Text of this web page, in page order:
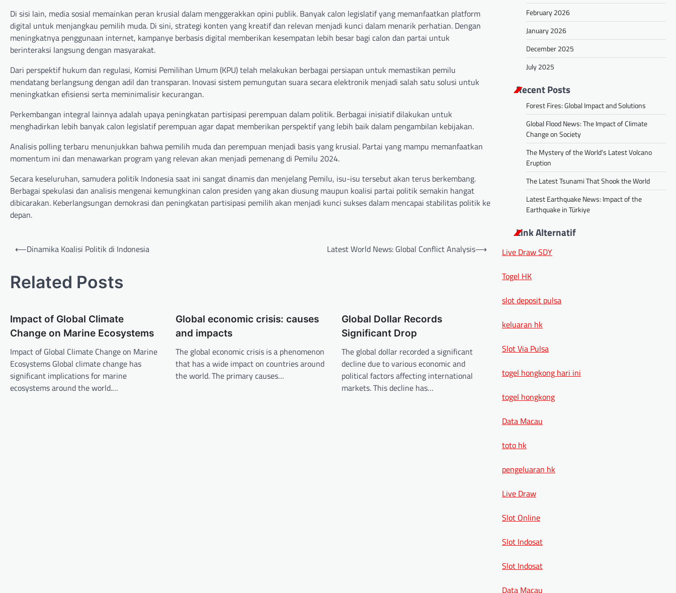
Di sisi lain, media sosial memainkan peran krusial dalam menggerakkan opini publik. Banyak calon legislatif yang memanfaatkan platform
digital untuk menjangkau pemilih muda. Di sini, strategi konten yang kreatif dan relevan menjadi kunci dalam menarik perhatian. Dengan
meningkatnya penggunaan internet, kampanye berbasis digital memberikan kesempatan lebih besar bagi calon dan partai untuk
berinteraksi langsung dengan masyarakat.
Dari perspektif hukum dan regulasi, Komisi Pemilihan Umum (KPU) telah melakukan berbagai persiapan untuk memastikan pemilu
mendatang berlangsung dengan adil dan transparan. Inovasi sistem pemungutan suara secara elektronik menjadi salah satu solusi untuk
meningkatkan efisiensi serta meminimalisir kecurangan.
Perkembangan integral lainnya adalah upaya peningkatan partisipasi perempuan dalam politik. Berbagai inisiatif dilakukan untuk
menghadirkan lebih banyak calon legislatif perempuan agar dapat memberikan perspektif yang lebih baik dalam pengambilan kebijakan.
Analisis polling terbaru menunjukkan bahwa pemilih muda dan perempuan menjadi basis yang krusial. Partai yang mampu memanfaatkan
momentum ini dan menawarkan program yang relevan akan menjadi pemenang di Pemilu 2024.
Secara keseluruhan, samudera politik Indonesia saat ini sangat dinamis dan menjelang Pemilu, isu-isu tersebut akan terus berkembang.
Berbagai spekulasi dan analisis mengenai kemungkinan calon presiden yang akan diusung maupun koalisi partai politik semakin hangat
dibicarakan. Keberlangsungan demokrasi dan peningkatan partisipasi pemilih akan menjadi kunci sukses dalam mencapai stabilitas politik ke
depan.
s
t
a
v
i
g
a
⟵Dinamika Koalisi Politik di Indonesia Latest World News: Global Conflict Analysis⟶
Related Posts
Impact of Global Climate
Change on Marine Ecosystems
Impact of Global Climate Change on Marine
Ecosystems Global climate change has
significant implications for marine
ecosystems around the world.…
Global economic crisis: causes
and impacts
The global economic crisis is a phenomenon
that has a wide impact on countries around
the world. The primary causes…
Global Dollar Records
Significant Drop
The global dollar recorded a significant
decline due to various economic and
political factors affecting international
markets. This decline has…
February 2026
January 2026
December 2025
July 2025
Recent Posts
Forest Fires: Global Impact and Solutions
Global Flood News: The Impact of Climate
Change on Society
The Mystery of the World’s Latest Volcano
Eruption
The Latest Tsunami That Shook the World
Latest Earthquake News: Impact of the
Earthquake in Türkiye
Link Alternatif
Live Draw SDY
Togel HK
slot deposit pulsa
keluaran hk
Slot Via Pulsa
togel hongkong hari ini
togel hongkong
Data Macau
toto hk
pengeluaran hk
Live Draw
Slot Online
Slot Indosat
Slot Indosat
Data Macau